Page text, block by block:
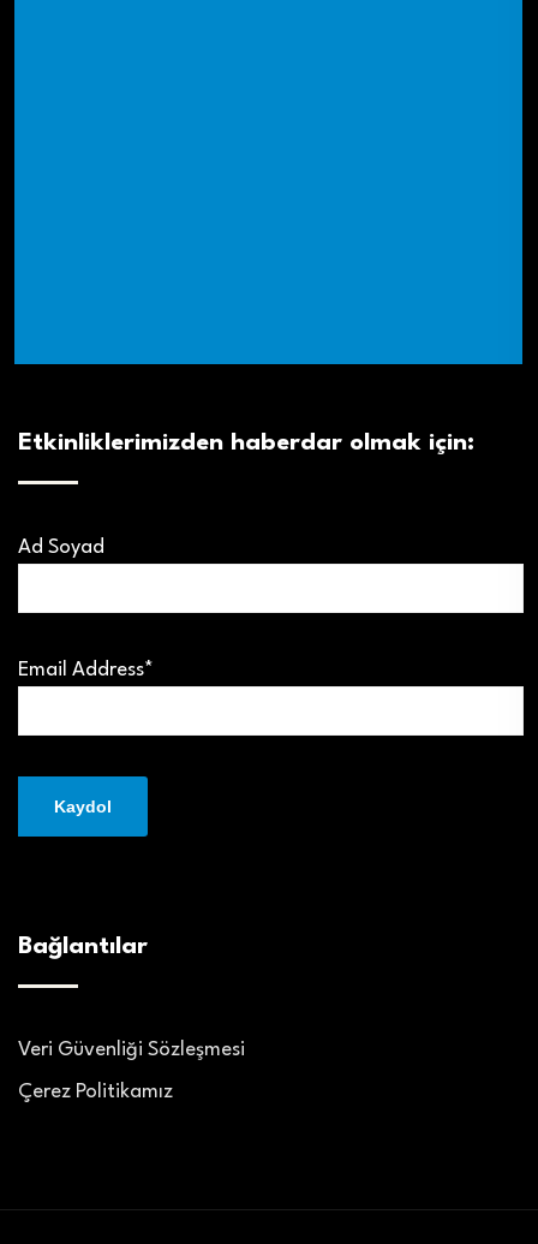
Etkinliklerimizden haberdar olmak için:
Ad Soyad
Email Address*
Bağlantılar
Veri Güvenliği Sözleşmesi
Çerez Politikamız